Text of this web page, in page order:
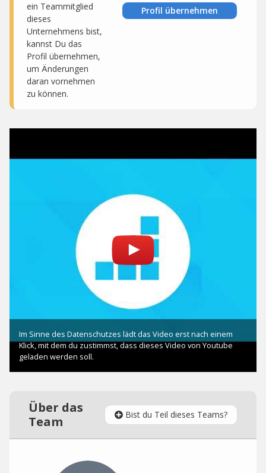
ein Teammitglied
dieses
Unternehmens bist,
kannst Du das
Profil übernehmen,
um Änderungen
daran vornehmen
zu können.
Profil übernehmen
Über das
Team
Bist du Teil dieses Teams?